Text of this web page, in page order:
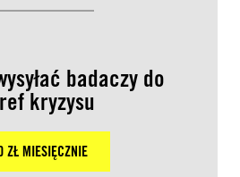
badaczy do
kryzysu
ZŁ MIESIĘCZNIE